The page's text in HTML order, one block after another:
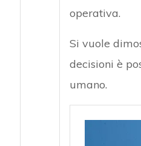
operativa.
Si vuole
decisioni è
umano.